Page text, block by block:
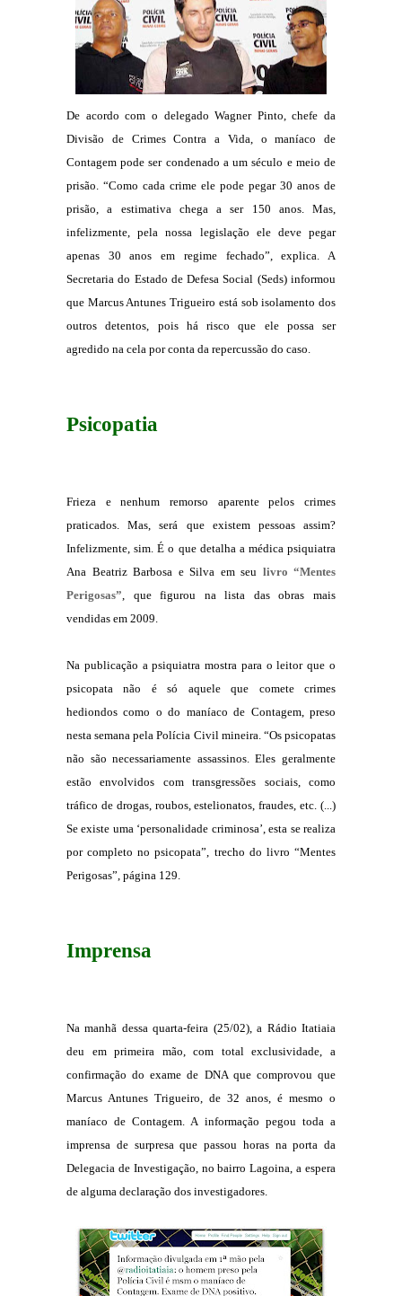
De acordo com o delegado Wagner Pinto, chefe da
Divisão de Crimes Contra a Vida, o maníaco de
Contagem pode ser condenado a um século e meio de
prisão. “Como cada crime ele pode pegar 30 anos de
prisão, a estimativa chega a ser 150 anos. Mas,
infelizmente, pela nossa legislação ele deve pegar
apenas 30 anos em regime fechado”, explica. A
Secretaria do Estado de Defesa Social (Seds) informou
que Marcus Antunes Trigueiro está sob isolamento dos
outros detentos, pois há risco que ele possa ser
agredido na cela por conta da repercussão do caso.
Psicopatia
Frieza e nenhum remorso aparente pelos crimes
praticados. Mas, será que existem pessoas assim?
Infelizmente, sim. É o que detalha a médica psiquiatra
Ana Beatriz Barbosa e Silva em seu livro “Mentes
Perigosas”, que figurou na lista das obras mais
vendidas em 2009.
Na publicação a psiquiatra mostra para o leitor que o
psicopata não é só aquele que comete crimes
hediondos como o do maníaco de Contagem, preso
nesta semana pela Polícia Civil mineira. “Os psicopatas
não são necessariamente assassinos. Eles geralmente
estão envolvidos com transgressões sociais, como
tráfico de drogas, roubos, estelionatos, fraudes, etc. (...)
Se existe uma ‘personalidade criminosa’, esta se realiza
por completo no psicopata”, trecho do livro “Mentes
Perigosas”, página 129.
Imprensa
Na manhã dessa quarta-feira (25/02), a Rádio Itatiaia
deu em primeira mão, com total exclusividade, a
confirmação do exame de DNA que comprovou que
Marcus Antunes Trigueiro, de 32 anos, é mesmo o
maníaco de Contagem. A informação pegou toda a
imprensa de surpresa que passou horas na porta da
Delegacia de Investigação, no bairro Lagoina, a espera
de alguma declaração dos investigadores.